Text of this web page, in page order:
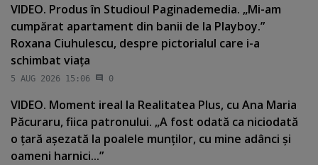
VIDEO. Produs în Studioul Paginademedia. „Mi-am
cumpărat apartament din banii de la Playboy.”
Roxana Ciuhulescu, despre pictorialul care i-a
schimbat viaţa
5 AUG 2026 15:06 0
VIDEO. Moment ireal la Realitatea Plus, cu Ana Maria
Păcuraru, fiica patronului. „A fost odată ca niciodată
o ţară aşezată la poalele munţilor, cu mine adânci şi
oameni harnici...”